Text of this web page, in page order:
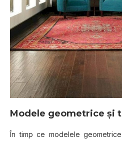
Modele geometrice şi
În timp ce modelele